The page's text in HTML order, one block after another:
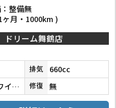
整備無
月・1000km )
ドリーム舞鶴店
排気 660cc
ピュアホワイトパール 修復 無